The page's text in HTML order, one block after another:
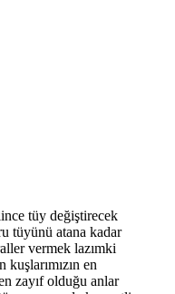
tüy değiştirecek
tüyünü atana kadar
vermek lazımki
kuşlarımızın en
zayıf olduğu anlar